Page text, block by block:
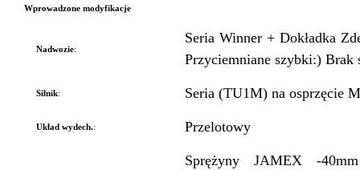
Wprowadzone modyfikacje
Nadwozie:
Seria Winner + Dokładka
Przyciemniane szybki:)
Silnik: Seria (TU1M) na osprzęcie
Układ wydech.: Przelotowy
Sprężyny JAMEX -